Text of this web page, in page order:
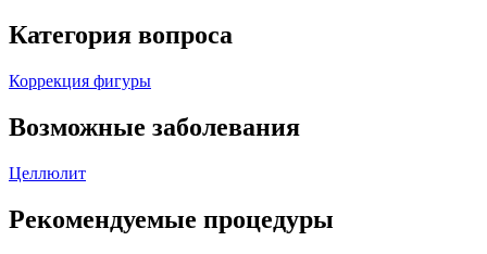
Категория вопроса
Коррекция фигуры
Возможные заболевания
Целлюлит
Рекомендуемые процедуры